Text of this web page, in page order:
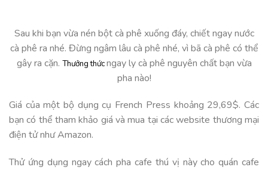
Sau khi bạn vừa nén bột cà phê xuống đáy, chiết ngay nước
cà phê ra nhé. Đừng ngâm lâu cà phê nhé, vì bã cà phê có thể
gây ra cặn. Thưởng thứcngay ly cà phê nguyên chất bạn vừa
pha nào!
Giá của một bộ dụng cụ French Press khoảng 29,69$. Các
bạn có thể tham khảo giá và mua tại các website thương mại
điện tử như Amazon.
Thử ứng dụng ngay cách pha cafe thú vị này cho quán cafe